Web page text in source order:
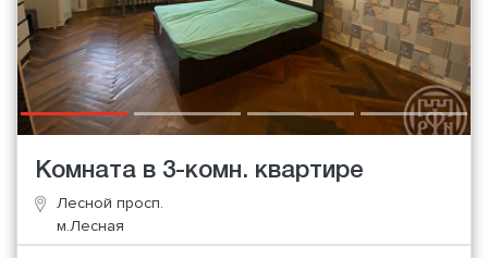
Комната в 3-комн. квартире
Лесной просп.
м.Лесная